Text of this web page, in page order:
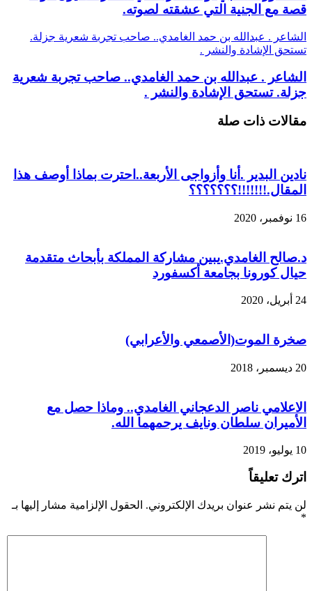
قصة مع الجنية التي عشقته لصوته.
الشاعر . عبدالله بن حمد الغامدي.. صاحب تجربة شعرية جزلة.
تستحق الإشادة والنشر .
الشاعر . عبدالله بن حمد الغامدي.. صاحب تجربة شعرية
جزلة. تستحق الإشادة والنشر .
مقالات ذات صلة
نادين البدير .أنا وأزواجى الأربعة..احترت بماذا أوصف هذا
المقال.!!!!!!!؟؟؟؟؟؟؟
16 نوفمبر، 2020
د.صالح الغامدي.يبين مشاركة المملكة بأبحاث متقدمة
حيال كورونا بجامعة أكسفورد
24 أبريل، 2020
صخرة الموت(الأصمعي والأعرابي)
20 ديسمبر، 2018
الاعلامي ناصر الدعجاني الغامدي.. وماذا حصل مع
الأميران سلطان ونايف يرحمهما الله.
10 يوليو، 2019
اترك تعليقاً
لن يتم نشر عنوان بريدك الإلكتروني. الحقول الإلزامية مشار إليها بـ
*